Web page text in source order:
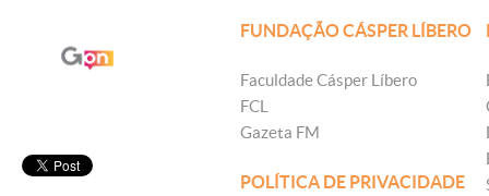
FUNDAÇÃO CÁSPER LÍBERO
Faculdade Cásper Líbero
FCL
Gazeta FM
POLÍTICA DE PRIVACIDADE